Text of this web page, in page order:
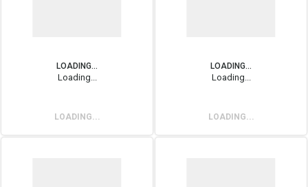
LOADING...
Loading...
LOADING...
LOADING...
Loading...
LOADING...